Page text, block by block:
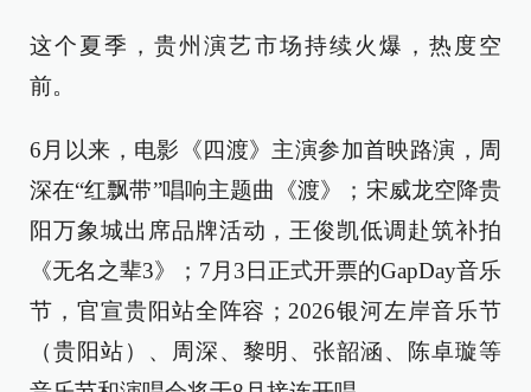
这个夏季，贵州演艺市场持续火爆，热度空
前。
6月以来，电影《四渡》主演参加首映路演，周
深在“红飘带”唱响主题曲《渡》；宋威龙空降贵
阳万象城出席品牌活动，王俊凯低调赴筑补拍
《无名之辈3》；7月3日正式开票的GapDay音乐
节，官宣贵阳站全阵容；2026银河左岸音乐节
（贵阳站）、周深、黎明、张韶涵、陈卓璇等